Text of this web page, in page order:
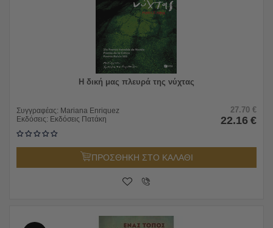
Η δική μας πλευρά της νύχτας
Συγγραφέας: Mariana Enriquez
Εκδόσεις: Εκδόσεις Πατάκη
27.70 €
22.16 €
ΠΡΟΣΘΗΚΗ ΣΤΟ ΚΑΛΑΘΙ